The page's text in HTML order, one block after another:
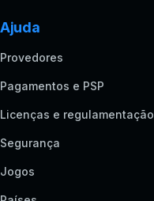
Ajuda
Provedores
Pagamentos e PSP
Licenças e regulamentação
Segurança
Jogos